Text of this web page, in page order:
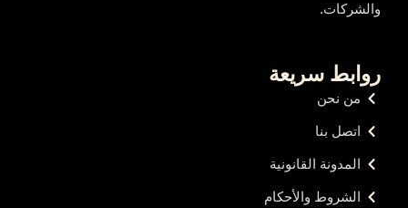
والشركات.
روابط سريعة
من نحن
اتصل بنا
المدونة القانونية
الشروط والأحكام